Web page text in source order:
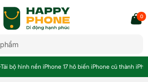
0
Tải bộ hình nền iPhone 17 hô biến iPhone cũ thành